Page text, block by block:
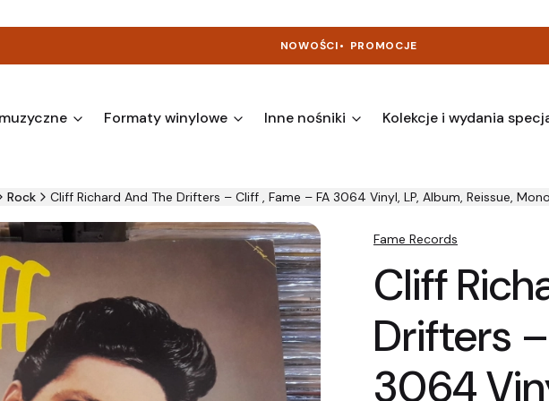
NOWOŚCI• PROMOCJE
Formaty winylowe Inne nośniki Kolekcje i wydania
Rock Cliff Richard And The Drifters ‎– Cliff , Fame ‎– FA 3064 Vinyl, LP, Album, Reissue, Mono
Fame Records
Cliff
Drifters
3064